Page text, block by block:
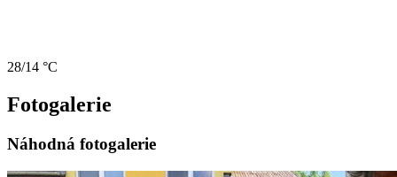
28/14 °C
Fotogalerie
Náhodná fotogalerie